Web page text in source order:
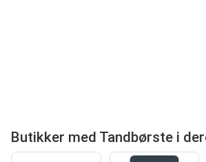
Butikker med Tandbørste i